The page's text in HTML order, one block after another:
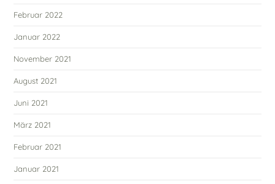
Februar 2022
Januar 2022
November 2021
August 2021
Juni 2021
März 2021
Februar 2021
Januar 2021